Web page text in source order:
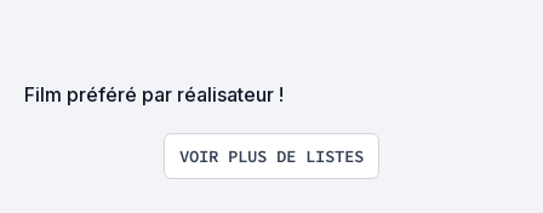
Film préféré par réalisateur !
VOIR PLUS DE LISTES